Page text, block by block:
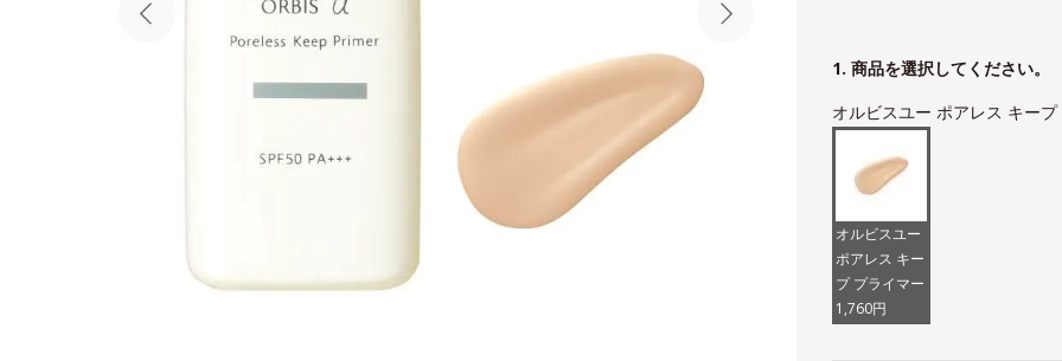
1. 商品を選択してください。
オルビスユー ポアレス キー
オルビスユー
ポアレス キー
プ プライマー
1,760円